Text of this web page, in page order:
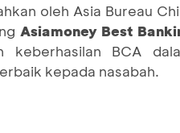
oleh Asia Bureau
Asiamoney Best
keberhasilan BCA
kepada nasabah.